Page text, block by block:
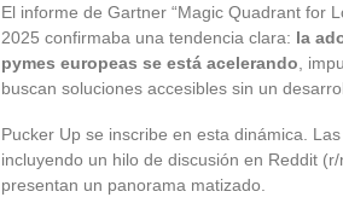
El informe de Gartner “Magic Quadrant for
2025 confirmaba una tendencia clara: la
pymes europeas se está acelerando,
buscan soluciones accesibles sin un
Pucker Up se inscribe en esta dinámica.
incluyendo un hilo de discusión en Reddit
presentan un panorama matizado.